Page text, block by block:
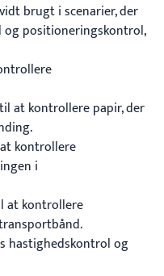
brugt i scenarier, der
positioneringskontrol,
at kontrollere papir, der
kontrollere
i
at kontrollere
hastighedskontrol og